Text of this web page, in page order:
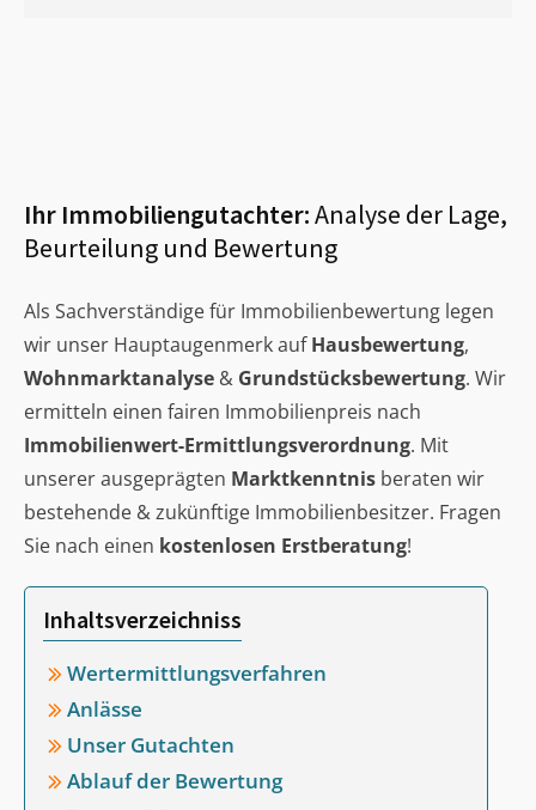
Ihr Immobiliengutachter:Analyse der Lage,
Beurteilung und Bewertung
Als Sachverständige für Immobilienbewertung legen
wir unser Hauptaugenmerk aufHausbewertung,
Wohnmarktanalyse & Grundstücksbewertung. Wir
ermitteln einen fairen Immobilienpreis nach
Immobilienwert-Ermittlungsverordnung. Mit
unserer ausgeprägten Marktkenntnis beraten wir
bestehende & zukünftige Immobilienbesitzer. Fragen
Sie nach einen kostenlosen Erstberatung!
Inhaltsverzeichniss
Wertermittlungsverfahren
Anlässe
Unser Gutachten
Ablauf der Bewertung